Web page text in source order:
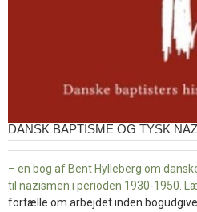
DANSK BAPTISME OG TYSK
– en bog af Bent Hylleberg om
til nazismen i perioden 1930-1950.
fortælle om arbejdet inden